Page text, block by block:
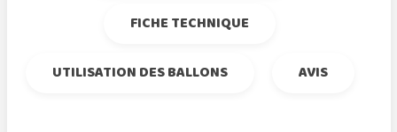
FICHE TECHNIQUE
UTILISATION DES BALLONS
AVIS